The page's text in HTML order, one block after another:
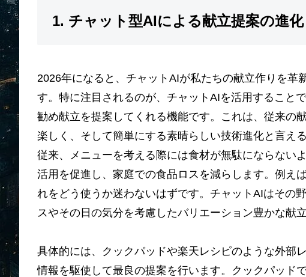
1. チャット型AIによる献立提案の進化
2026年になると、チャットAIが私たちの献立作りを革
す。特に注目されるのが、チャットAIを活用すること
勧め献立を提案してくれる機能です。これは、従来の
楽しく、そして簡単にする素晴らしい技術進化と言える
従来、メニューを考える際には食材が無駄にならない
活用を促進し、家庭での食品ロスを減らします。例え
れをどう使うか迷わないはずです。チャットAIはその
スやその日の気分を考慮したバリエーション豊かな献
具体的には、クックパッドや楽天レシピのような外部
情報を駆使して最良の提案を行います。クックパッド